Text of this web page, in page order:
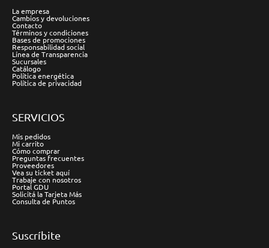
La empresa
Cambios y devoluciones
Contacto
Términos y condiciones
Bases de promociones
Responsabilidad social
Línea de Transparencia
Sucursales
Catálogo
Política energética
Política de privacidad
SERVICIOS
Mis pedidos
Mi carrito
Cómo comprar
Preguntas frecuentes
Proveedores
Vea su ticket aquí
Trabaje con nosotros
Portal GDU
Solicitá la Tarjeta Más
Consulta de Puntos
Suscríbite